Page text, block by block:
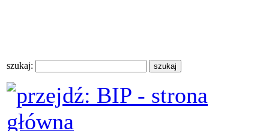
szukaj: